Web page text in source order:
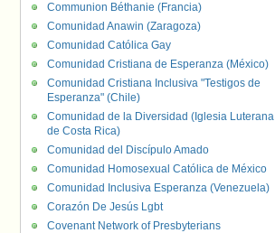
Communion Béthanie (Francia)
Comunidad Anawin (Zaragoza)
Comunidad Católica Gay
Comunidad Cristiana de Esperanza (México)
Comunidad Cristiana Inclusiva "Testigos de
Esperanza" (Chile)
Comunidad de la Diversidad (Iglesia Luterana
de Costa Rica)
Comunidad del Discípulo Amado
Comunidad Homosexual Católica de México
Comunidad Inclusiva Esperanza (Venezuela)
Corazón De Jesús Lgbt
Covenant Network of Presbyterians